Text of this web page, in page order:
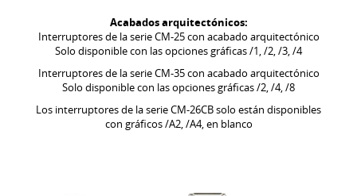
Acabados arquitectónicos:
Interruptores de la serie CM-25 con acabado arquitectónico
Solo disponible con las opciones gráficas /1, /2, /3, /4
Interruptores de la serie CM-35 con acabado arquitectónico
Solo disponible con las opciones gráficas /2, /4, /8
Los interruptores de la serie CM-26CB solo están disponibles
con gráficos /A2, /A4, en blanco